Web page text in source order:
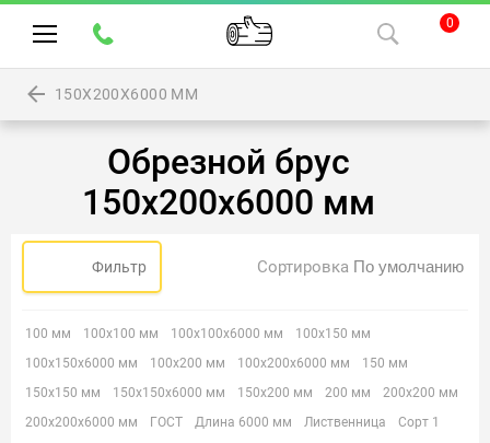
0
150Х200Х6000 ММ
Обрезной брус
150х200х6000 мм
Фильтр Сортировка
100 мм 100х100 мм 100х100х6000 мм
100х150 мм
100х150х6000 мм
100х200 мм 100х200х6000 мм
150 мм
150х150 мм
150х150х6000 мм 150х200 мм 200 мм
200х200 мм
200х200х6000 мм
ГОСТ Длина 6000 мм Лиственница
Сорт 1